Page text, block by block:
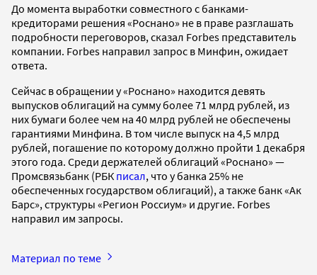
До момента выработки совместного с банками-
кредиторами решения «Роснано» не в праве разглашать
подробности переговоров, сказал Forbes представитель
компании. Forbes направил запрос в Минфин, ожидает
ответа.
Сейчас в обращении у «Роснано» находится девять
выпусков облигаций на сумму более 71 млрд рублей, из
них бумаги более чем на 40 млрд рублей не обеспечены
гарантиями Минфина. В том числе выпуск на 4,5 млрд
рублей, погашение по которому должно пройти 1 декабря
этого года. Среди держателей облигаций «Роснано» —
Промсвязьбанк (РБК писал, что у банка 25% не
обеспеченных государством облигаций), а также банк «Ак
Барс», структуры «Регион Россиум» и другие. Forbes
направил им запросы.
Материал по теме